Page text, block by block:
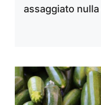
assaggiato